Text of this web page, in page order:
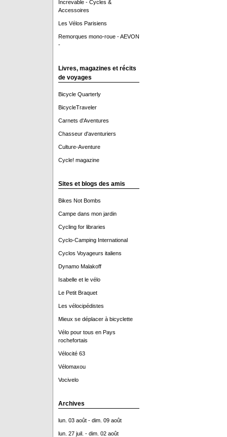
Increvable - Cycles &
Accessoires
Les Vélos Parisiens
Remorques mono-roue - AEVON
-
Livres, magazines et récits
de voyages
Bicycle Quarterly
BicycleTraveler
Carnets d'Aventures
Chasseur d'aventuriers
Culture-Aventure
Cycle! magazine
Sites et blogs des amis
Bikes Not Bombs
Campe dans mon jardin
Cycling for libraries
Cyclo-Camping International
Cyclos Voyageurs italiens
Dynamo Malakoff
Isabelle et le vélo
Le Petit Braquet
Les vélocipédistes
Mieux se déplacer à bicyclette
Vélo pour tous en Pays
rochefortais
Vélocité 63
Vélomaxou
Vocivelo
Archives
lun. 03 août - dim. 09 août
lun. 27 juil. - dim. 02 août